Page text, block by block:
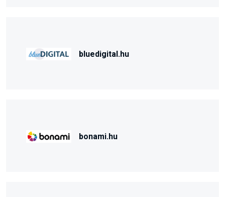
bluedigital.hu
bonami.hu